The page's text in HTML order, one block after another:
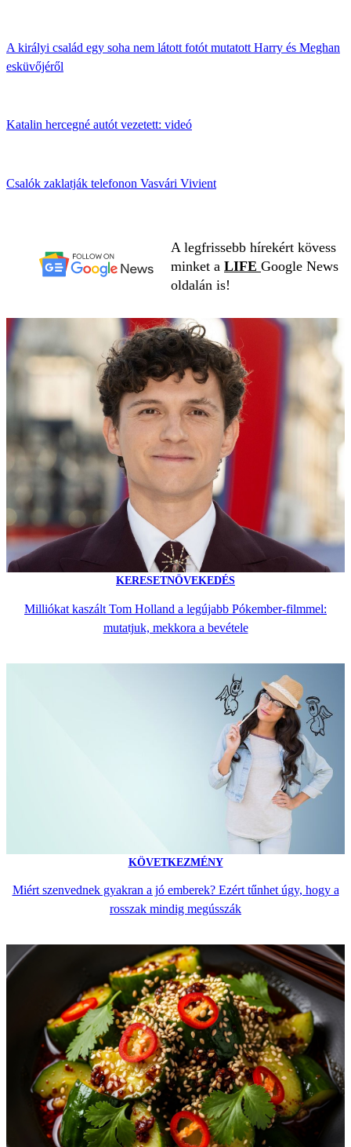
A királyi család egy soha nem látott fotót mutatott Harry és Meghan
esküvőjéről
Katalin hercegné autót vezetett: videó
Csalók zaklatják telefonon Vasvári Vivient
A legfrissebb hírekért kövess
minket a LIFE Google News
oldalán is!
KERESETNÖVEKEDÉS
Milliókat kaszált Tom Holland a legújabb Pókember-filmmel:
mutatjuk, mekkora a bevétele
KÖVETKEZMÉNY
Miért szenvednek gyakran a jó emberek? Ezért tűnhet úgy, hogy a
rosszak mindig megússzák